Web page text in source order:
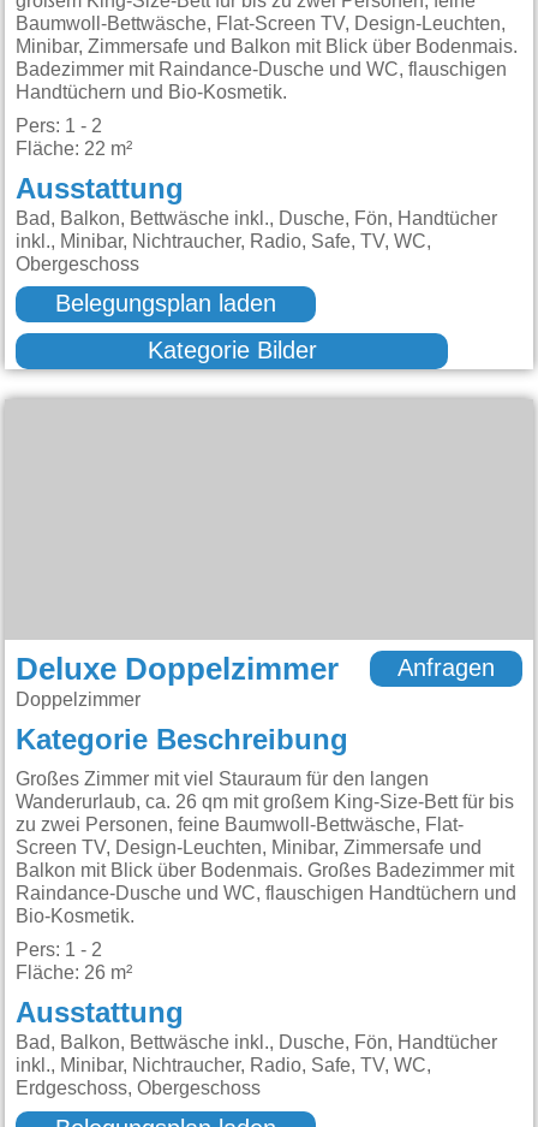
Baumwoll-Bettwäsche, Flat-Screen TV, Design-Leuchten,
Minibar, Zimmersafe und Balkon mit Blick über Bodenmais.
Badezimmer mit Raindance-Dusche und WC, flauschigen
Handtüchern und Bio-Kosmetik.
Pers: 1 - 2
Fläche: 22 m²
Ausstattung
Bad, Balkon, Bettwäsche inkl., Dusche, Fön, Handtücher
inkl., Minibar, Nichtraucher, Radio, Safe, TV, WC,
Obergeschoss
Belegungsplan laden
Kategorie Bilder
Deluxe Doppelzimmer
Doppelzimmer
Anfragen
Kategorie Beschreibung
Großes Zimmer mit viel Stauraum für den langen
Wanderurlaub, ca. 26 qm mit großem King-Size-Bett für bis
zu zwei Personen, feine Baumwoll-Bettwäsche, Flat-
Screen TV, Design-Leuchten, Minibar, Zimmersafe und
Balkon mit Blick über Bodenmais. Großes Badezimmer mit
Raindance-Dusche und WC, flauschigen Handtüchern und
Bio-Kosmetik.
Pers: 1 - 2
Fläche: 26 m²
Ausstattung
Bad, Balkon, Bettwäsche inkl., Dusche, Fön, Handtücher
inkl., Minibar, Nichtraucher, Radio, Safe, TV, WC,
Erdgeschoss, Obergeschoss